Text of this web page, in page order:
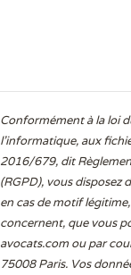
Conformément à la loi
l'informatique, aux
2016/679, dit
(RGPD), vous disposez
en cas de motif
concernent, que vous
avocats.com ou par
75008 Paris. Vos